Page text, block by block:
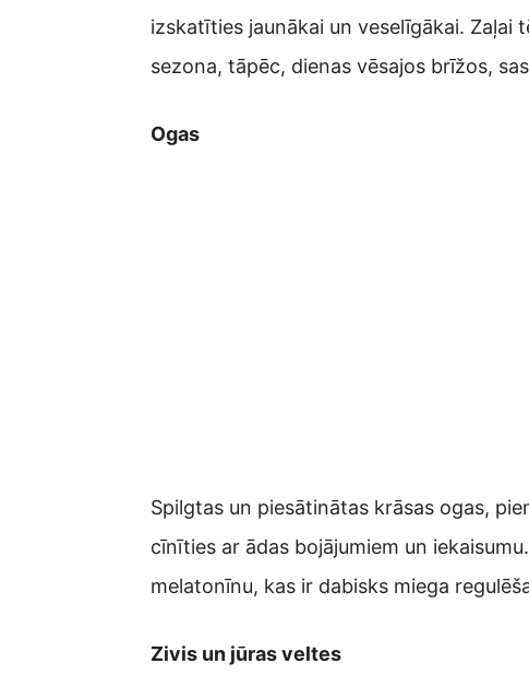
izskatīties jaunākai un veselīgākai.
sezona, tāpēc, dienas vēsajos brīžos,
Ogas
Spilgtas un piesātinātas krāsas ogas,
cīnīties ar ādas bojājumiem un
melatonīnu, kas ir dabisks miega
Zivis un jūras veltes